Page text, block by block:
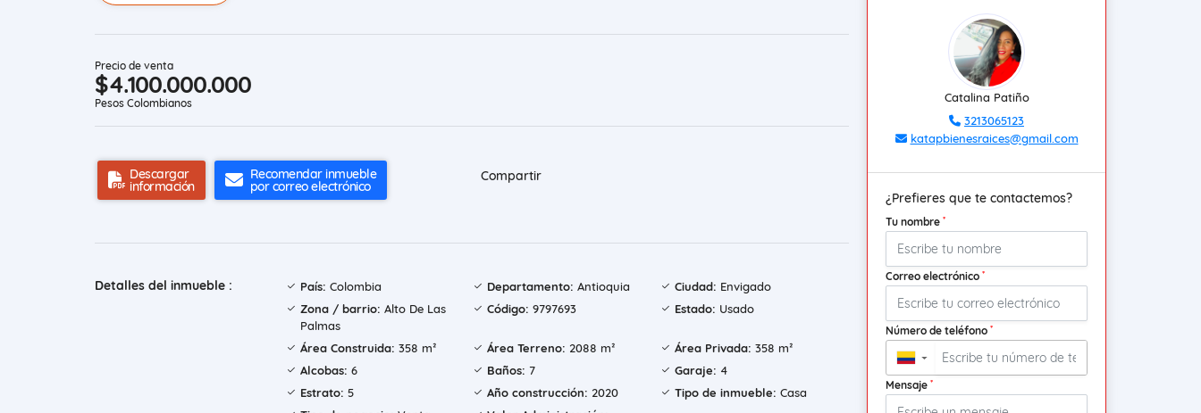
Precio de venta
$4.100.000.000
Pesos Colombianos
Descargar
información
Recomendar inmueble
por correo electrónico
Compartir
Detalles del inmueble : País: Colombia Departamento: Antioquia Ciudad: Envigado
Zona / barrio: Alto De Las
Palmas
Código: 9797693 Estado: Usado
Área Construida: 358 m² Área Terreno: 2088 m² Área Privada: 358 m²
Alcobas: 6 Baños: 7 Garaje: 4
Estrato: 5 Año construcción: 2020 Tipo de inmueble: Casa
Catalina Patiño
3213065123
katapbienesraices@gmail.com
¿Prefieres que te contactemos?
Tu nombre *
Correo electrónico *
Número de teléfono *
▼
Mensaje *